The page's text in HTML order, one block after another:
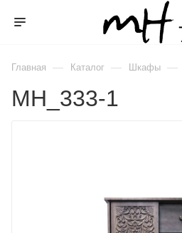
Главная — Каталог — Шкафы —
MH_333-1